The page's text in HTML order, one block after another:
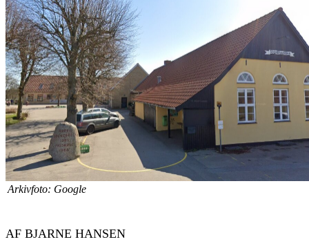
Arkivfoto: Google
AF BJARNE HANSEN